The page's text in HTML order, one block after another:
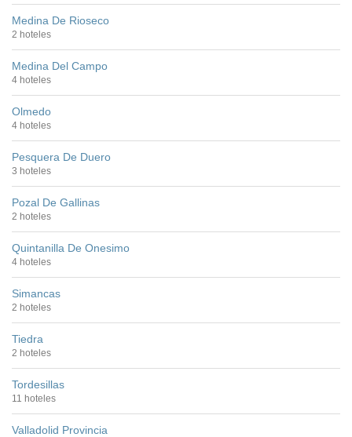
Medina De Rioseco
2 hoteles
Medina Del Campo
4 hoteles
Olmedo
4 hoteles
Pesquera De Duero
3 hoteles
Pozal De Gallinas
2 hoteles
Quintanilla De Onesimo
4 hoteles
Simancas
2 hoteles
Tiedra
2 hoteles
Tordesillas
11 hoteles
Valladolid Provincia